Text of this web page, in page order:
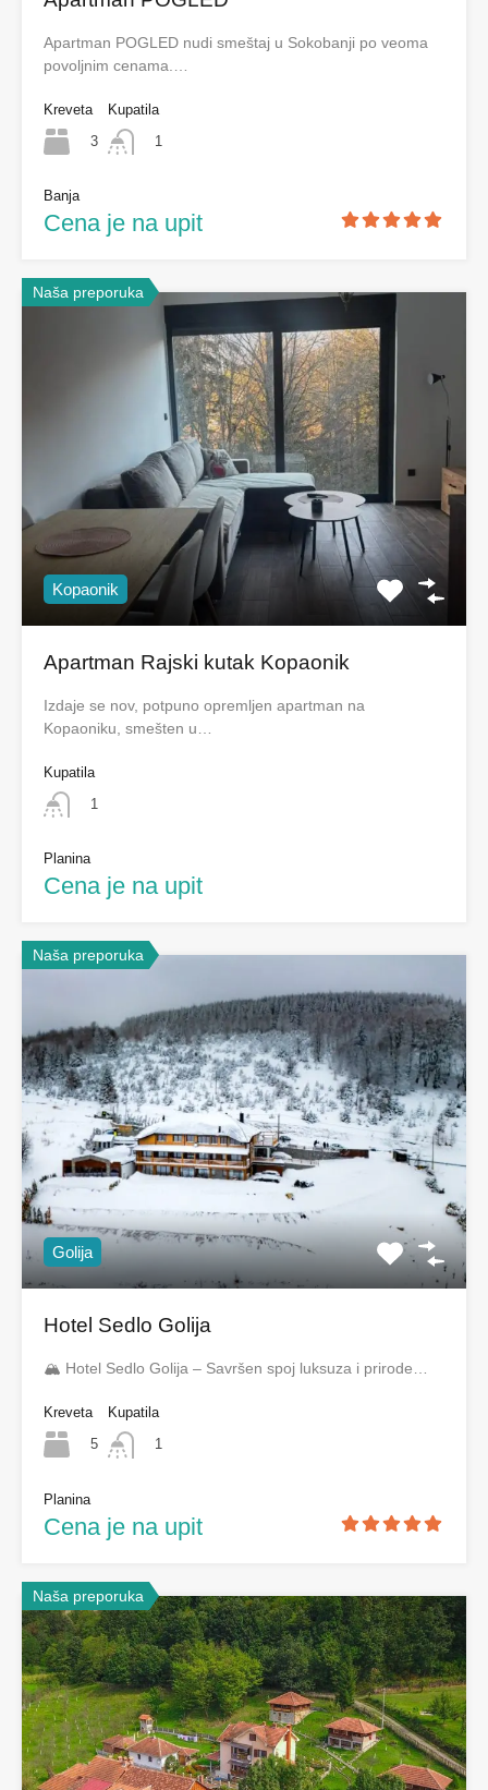
Apartman POGLED nudi smeštaj u Sokobanji po veoma
povoljnim cenama.…
Kreveta
3
Kupatila
1
Banja
Cena je na upit
Naša preporuka
Kopaonik
Apartman Rajski kutak Kopaonik
Izdaje se nov, potpuno opremljen apartman na
Kopaoniku, smešten u…
Kupatila
1
Planina
Cena je na upit
Naša preporuka
Golija
Hotel Sedlo Golija
🏔️ Hotel Sedlo Golija – Savršen spoj luksuza i prirode…
Kreveta
5
Kupatila
1
Planina
Cena je na upit
Naša preporuka